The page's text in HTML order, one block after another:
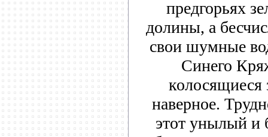
предгорьях
долины, а
свои шумные
Синего
колосящиеся
наверное.
этот унылый и